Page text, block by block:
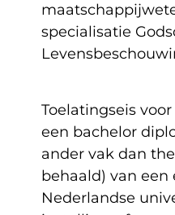
specialisatie
Toelatingseis
een bachelor
ander vak dan
behaald) van een
Nederlandse